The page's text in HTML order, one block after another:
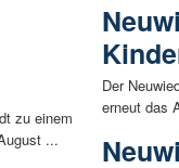
zu einem
...
Der
erneut das